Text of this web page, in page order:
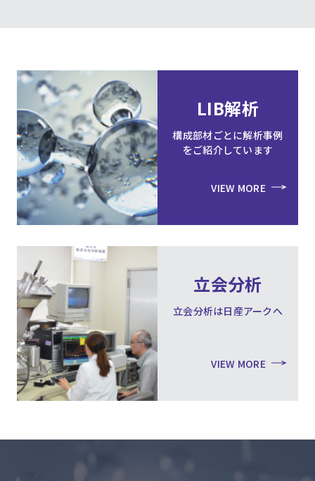
LIB解析
構成部材ごとに解析事例
をご紹介しています
VIEW MORE
立会分析
立会分析は日産アークへ
VIEW MORE